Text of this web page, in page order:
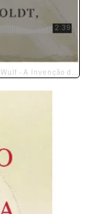
da Natureza (2015)